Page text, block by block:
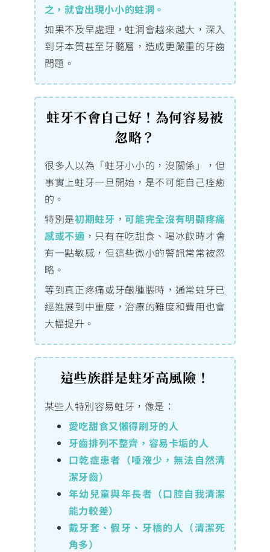
之，就會出現小小的蛀洞。
如果不及早處理，蛀洞會越來越大，深入
到牙本質甚至牙髓層，造成更嚴重的牙齒
問題。
蛀牙不會自己好！為何容易被
忽略？
很多人以為「蛀牙小小的，沒關係」，但
事實上蛀牙一旦開始，是不可能自己痊癒
的。
特別是初期蛀牙 ，可能完全沒有明顯疼痛
感或不適 ，只有在吃甜食、喝冰飲時才會
有一點敏感，但這些微小的警訊常常被忽
略。
等到真正疼痛或牙齦腫脹時，通常蛀牙已
經進展到中重度，治療的難度和費用也會
大幅提升。
這些族群是蛀牙高風險！
某些人特別容易蛀牙，像是：
愛吃甜食又懶得刷牙的人
牙齒排列不整齊，容易卡垢的人
口乾症患者（唾液少，無法自然清
潔牙齒）
年幼兒童與年長者（口腔自我清潔
能力較差）
戴牙套、假牙、牙橋的人（清潔死
角多）